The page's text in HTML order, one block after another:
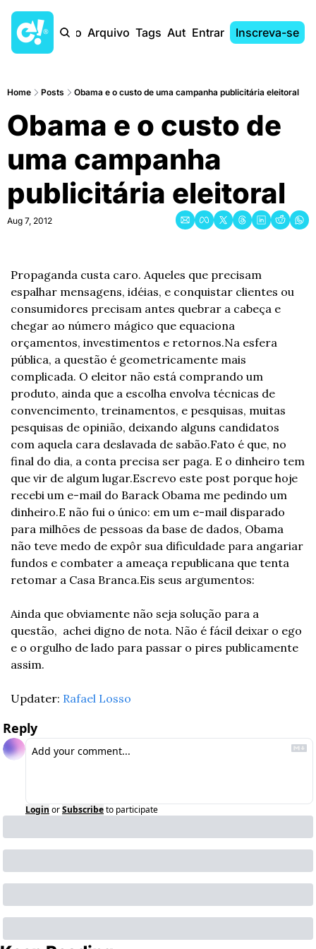
Início Arquivo Tags AutoresEntrar Inscreva-se
Home Posts Obama e o custo de uma campanha publicitária eleitoral
Obama e o custo de
uma campanha
publicitária eleitoral
Aug 7, 2012
Propaganda custa caro. Aqueles que precisam
espalhar mensagens, idéias, e conquistar clientes ou
consumidores precisam antes quebrar a cabeça e
chegar ao número mágico que equaciona
orçamentos, investimentos e retornos.Na esfera
pública, a questão é geometricamente mais
complicada. O eleitor não está comprando um
produto, ainda que a escolha envolva técnicas de
convencimento, treinamentos, e pesquisas, muitas
pesquisas de opinião, deixando alguns candidatos
com aquela cara deslavada de sabão.Fato é que, no
final do dia, a conta precisa ser paga. E o dinheiro tem
que vir de algum lugar.Escrevo este post porque hoje
recebi um e-mail do Barack Obama me pedindo um
dinheiro.E não fui o único: em um e-mail disparado
para milhões de pessoas da base de dados, Obama
não teve medo de expôr sua dificuldade para angariar
fundos e combater a ameaça republicana que tenta
retomar a Casa Branca.Eis seus argumentos:
Ainda que obviamente não seja solução para a
questão,  achei digno de nota. Não é fácil deixar o ego
e o orgulho de lado para passar o pires publicamente
assim.
Updater: Rafael Losso
Reply
Login orSubscribeto participate